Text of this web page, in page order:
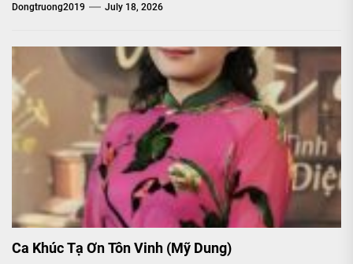
Dongtruong2019 July 18, 2026
Ca Khúc Tạ Ơn Tôn Vinh (Mỹ Dung)